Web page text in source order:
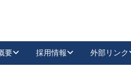
要 採用情報 外部リンク